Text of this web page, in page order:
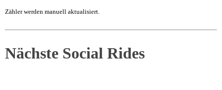
Zähler werden manuell aktualisiert.
Nächste Social Rides